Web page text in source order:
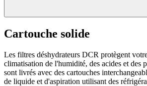
Cartouche solide
Les filtres déshydrateurs DCR protègent
climatisation de l'humidité, des acides et des
sont livrés avec des cartouches
de liquide et d'aspiration utilisant des